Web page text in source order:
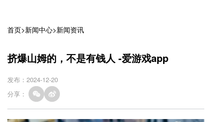
首页>新闻中心>新闻资讯
挤爆山姆的，不是有钱人 -爱游戏app
发布：2024-12-20
分享：